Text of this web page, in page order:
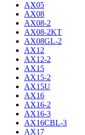
AX05
AX08
AX08-2
AX08-2KT
AX08GL-2
AX12
AX12-2
AX15
AX15-2
AX15U
AX16
AX16-2
AX16-3
AX16CBL-3
AX17